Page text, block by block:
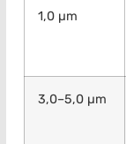
1,0 µm
3,0–5,0 µm